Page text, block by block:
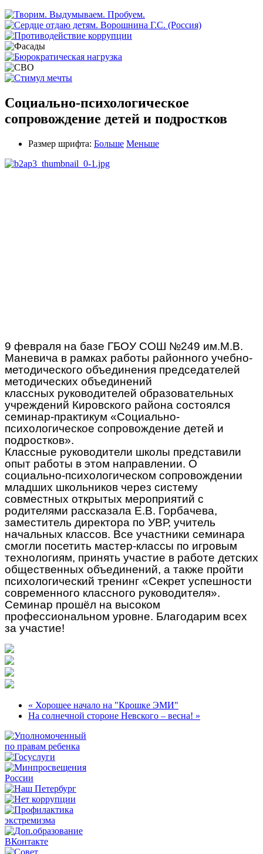
Социально-психологическое
сопровождение детей и подростков
Размер шрифта: Больше Меньше
9 февраля на базе ГБОУ СОШ №249 им.М.В.
Маневича в рамках работы районного учебно-
методического объединения председателей
методических объединений
классных руководителей образовательных
учреждений Кировского района состоялся
семинар-практикум «Социально-
психологическое сопровождение детей и
подростков».
Классные руководители школы представили
опыт работы в этом направлении. О
социально-психологическом сопровождении
младших школьников через систему
совместных открытых мероприятий с
родителями рассказала Е.В. Горбачева,
заместитель директора по УВР, учитель
начальных классов. Все участники семинара
смогли посетить мастер-классы по игровым
технологиям, принять участие в работе детских
общественных объединений, а также пройти
психологический тренинг «Секрет успешности
современного классного руководителя».
Семинар прошёл на высоком
профессиональном уровне. Благодарим всех
за участие!
« Хорошее начало на "Крошке ЭМИ"
На солнечной стороне Невского – весна! »